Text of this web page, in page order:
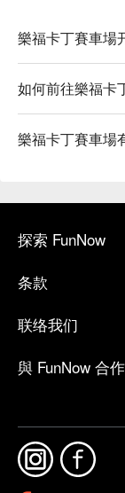
樂福卡丁賽車場
如何前往樂福卡
樂福卡丁賽車場
探索 FunNow
条款
联络我们
與 FunNow 合作